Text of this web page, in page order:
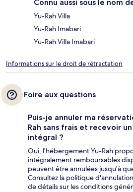
Connu aussi sous le nom
Yu-Rah Villa
Yu-Rah Imabari
Yu-Rah Villa Imabari
Informations sur le droit de rétractation
Foire aux questions
Puis-je annuler ma
Rah sans frais et recevoir
intégral ?
Oui, l'hébergement Yu-Rah
intégralement remboursables
peuvent être annulées jusqu'à
Consultez la politique
de détails sur les conditions